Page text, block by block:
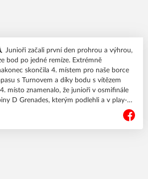
bod po jedné remíze. Extrémně
skončila 4. místem pro naše borce
s Turnovem a díky bodu s vítězem
D Grenades, kterým podlehli a v play-